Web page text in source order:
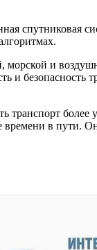
спутниковая
и
и безопасность
транспорт
в пути.